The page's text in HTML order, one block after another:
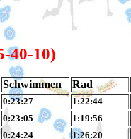
40-10)
Schwimmen Rad
0:23:27 1:22:44
0:23:05 1:19:56
0:24:24 1:26:20